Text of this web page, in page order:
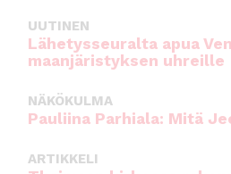
UUTINEN
Lähetysseuralta apua
maanjäristyksen uhreille
NÄKÖKULMA
Pauliina Parhiala: Mitä
ARTIKKELI